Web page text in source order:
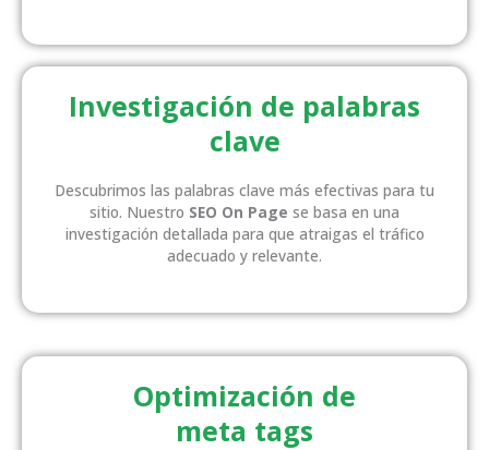
Investigación de palabras
clave
Descubrimos las palabras clave más efectivas para tu
sitio. Nuestro SEO On Page se basa en una
investigación detallada para que atraigas el tráfico
adecuado y relevante.
Optimización de
meta tags